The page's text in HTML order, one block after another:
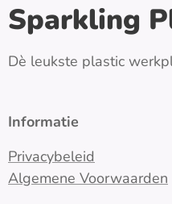
Sparkling
Dè leukste plastic
Informatie
Privacybeleid
Algemene Voorwaarden